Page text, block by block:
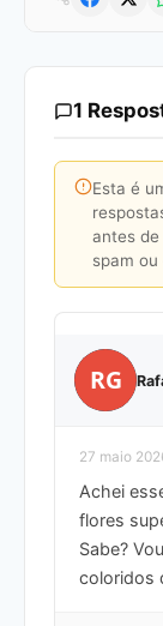
1
Esta é
antes
spam
RG
27 maio
Achei
flores
Sabe?
coloridos